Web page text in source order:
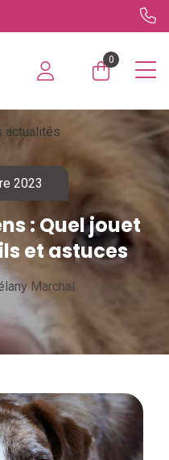
0
actualités
2023
: Quel jouet
et astuces
Marchal